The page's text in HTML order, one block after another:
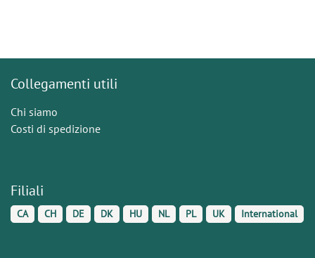
Collegamenti utili
Chi siamo
Costi di spedizione
Filiali
CA CH DE DK HU NL PL UK International